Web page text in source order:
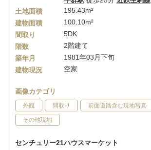
土地面積
195.43m²
建物面積
100.10m²
間取り
5DK
階数
2階建て
築年月
1981年03月下旬
建物現況
空家
画像カテゴリ
外観 間取り 前面道路含む現地写真
その他現地
センチュリー21ハウスマーケット